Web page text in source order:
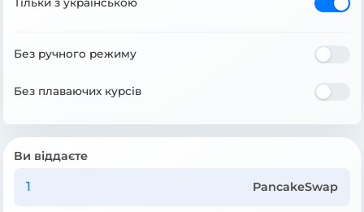
Тільки з українською
Без ручного режиму
Без плаваючих курсів
Ви віддаєте
PancakeSwap